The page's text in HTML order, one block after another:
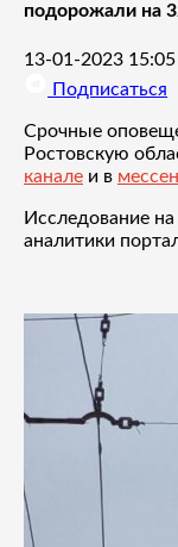
подорожали на
13-01-2023 15:05
Подписаться
Срочные
Ростовскую
канале и в
Исследование
аналитики